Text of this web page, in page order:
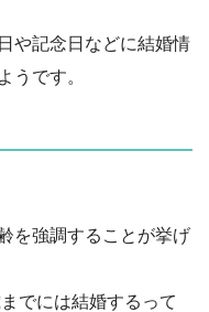
や記念日などに結婚情
うです。
を強調することが挙げ
でには結婚するって